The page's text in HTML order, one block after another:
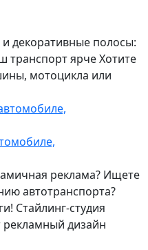
декоративные полосы:
транспорт ярче Хотите
мотоцикла или
реклама? Ищете
автотранспорта?
Стайлинг-студия
дизайн